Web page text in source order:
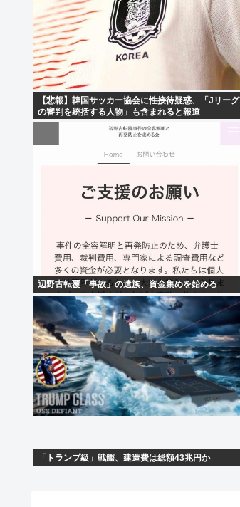
【悲報】韓国サッカー協会に性接待疑惑、「Jリーグ
の審判を統括する人物」も含まれると報道
辺野古転覆「事故」の遺族、資金集めを始める
「トランプ級」戦艦、建造費は総額43兆円か